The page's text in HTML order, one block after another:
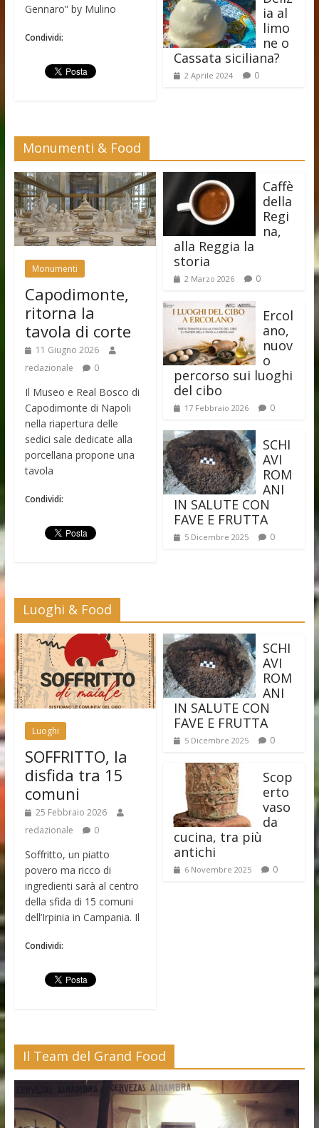
Gennaro” by Mulino
Condividi:
ia al
limo
ne o
Cassata siciliana?
2 Aprile 2024 0
Monumenti & Food
Monumenti
Capodimonte,
ritorna la
tavola di corte
11 Giugno 2026
redazionale
0
Il Museo e Real Bosco di
Capodimonte di Napoli
nella riapertura delle
sedici sale dedicate alla
porcellana propone una
tavola
Condividi:
Caffè
della
Regi
na,
alla Reggia la
storia
2 Marzo 2026 0
Ercol
ano,
nuov
o
percorso sui luoghi
del cibo
17 Febbraio 2026 0
SCHI
AVI
ROM
ANI
IN SALUTE CON
FAVE E FRUTTA
5 Dicembre 2025 0
Luoghi & Food
Luoghi
SOFFRITTO, la
disfida tra 15
comuni
25 Febbraio 2026
redazionale
0
Soffritto, un piatto
povero ma ricco di
ingredienti sarà al centro
della sfida di 15 comuni
dell’Irpinia in Campania. Il
Condividi:
SCHI
AVI
ROM
ANI
IN SALUTE CON
FAVE E FRUTTA
5 Dicembre 2025 0
Scop
erto
vaso
da
cucina, tra più
antichi
6 Novembre 2025 0
Il Team del Grand Food